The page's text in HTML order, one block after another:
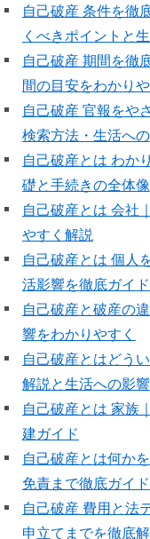
自己破産 条件を徹
くべきポイントと
自己破産 期間を徹
間の目安をわかり
自己破産 官報をや
検索方法・生活へ
自己破産とは わか
礎と手続きの全体像
自己破産とは 会社
やすく解説
自己破産とは 個人
活影響を徹底ガイド
自己破産と破産の
響をわかりやすく
自己破産とはどう
解説と生活への影響
自己破産とは 家族
建ガイド
自己破産とは何か
免責まで徹底ガイド
自己破産 費用と法
申立てまでを徹底